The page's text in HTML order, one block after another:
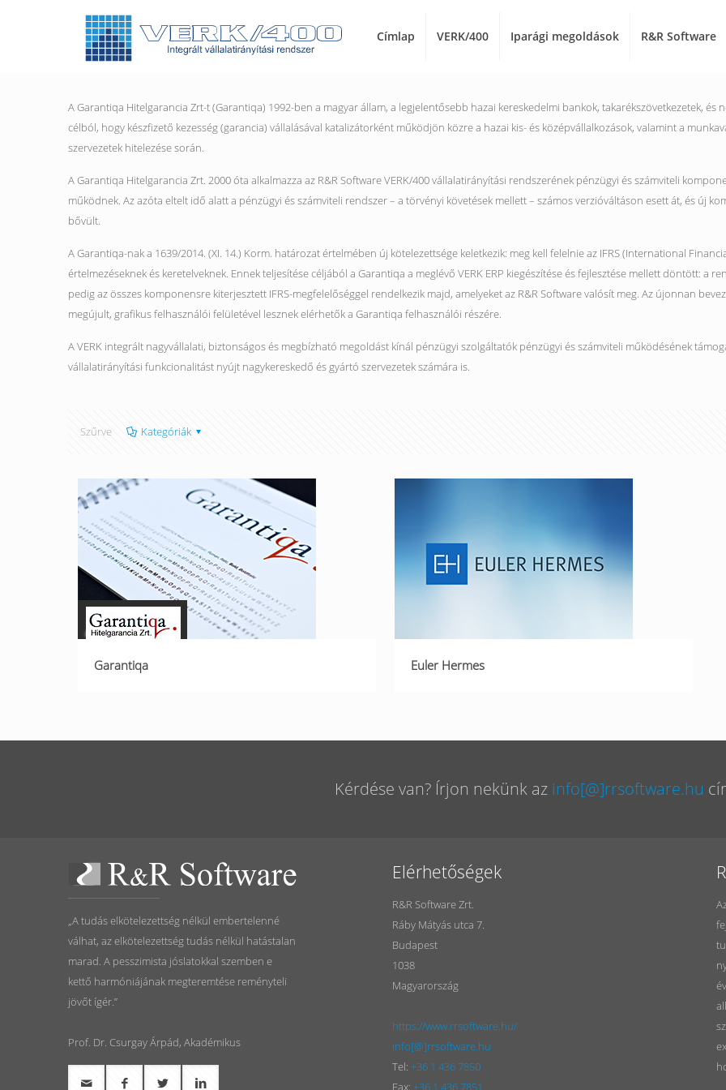
Címlap VERK/400 Iparági megoldások R&R Software
A Garantiqa Hitelgarancia Zrt-t (Garantiqa) 1992-ben a magyar állam, a legjelentősebb hazai kereskedelmi bankok, takarékszövetkezetek,
célból, hogy készfizető kezesség (garancia) vállalásával katalizátorként működjön közre a hazai kis- és középvállalkozások, valamint a
szervezetek hitelezése során.
A Garantiqa Hitelgarancia Zrt. 2000 óta alkalmazza az R&R Software VERK/400 vállalatirányítási rendszerének pénzügyi és számviteli
működnek. Az azóta eltelt idő alatt a pénzügyi és számviteli rendszer – a törvényi követések mellett – számos verzióváltáson esett át, és új
bővült.
A Garantiqa-nak a 1639/2014. (XI. 14.) Korm. határozat értelmében új kötelezettsége keletkezik: meg kell felelnie az IFRS (International
értelmezéseknek és keretelveknek. Ennek teljesítése céljából a Garantiqa a meglévő VERK ERP kiegészítése és fejlesztése mellett döntött: a
pedig az összes komponensre kiterjesztett IFRS-megfelelőséggel rendelkezik majd, amelyeket az R&R Software valósít meg. Az újonnan
megújult, grafikus felhasználói felületével lesznek elérhetők a Garantiqa felhasználói részére.
A VERK integrált nagyvállalati, biztonságos és megbízható megoldást kínál pénzügyi szolgáltatók pénzügyi és számviteli működésének
vállalatirányítási funkcionalitást nyújt nagykereskedő és gyártó szervezetek számára is.
Szűrve Kategóriák
Garantiqa Euler Hermes
Kérdése van? Írjon nekünk az info[@]rrsoftware.hu
„A tudás elkötelezettség nélkül embertelenné
válhat, az elkötelezettség tudás nélkül hatástalan
marad. A pesszimista jóslatokkal szemben e
kettő harmóniájának megteremtése reményteli
jövőt ígér.”
Prof. Dr. Csurgay Árpád, Akadémikus
Elérhetőségek
R&R Software Zrt.
Ráby Mátyás utca 7.
Budapest
1038
Magyarország
https://www.rrsoftware.hu/
info[@]rrsoftware.hu
Tel: +36 1 436 7850
Fax: +36 1 436 7851